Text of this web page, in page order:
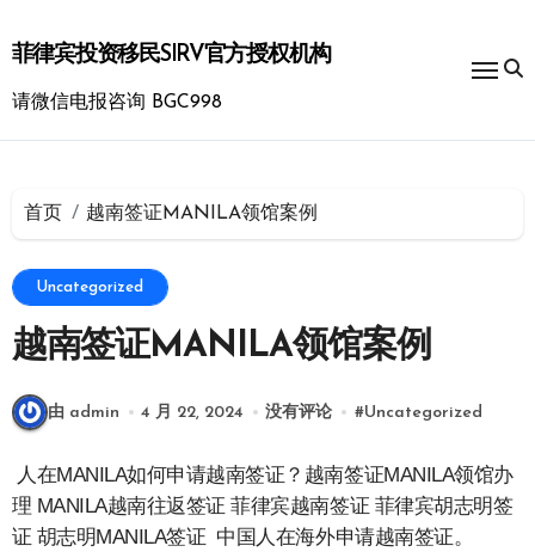
到
内
菲律宾投资移民SIRV官方授权机构
请微信电报咨询 BGC998
首页 越南签证MANILA领馆案例
Uncategorized
越南签证MANILA领馆案例
由 admin 4 月 22, 2024 没有评论 #Uncategorized
人在MANILA如何申请越南签证？越南签证MANILA领馆办
理 MANILA越南往返签证 菲律宾越南签证 菲律宾胡志明签
证 胡志明MANILA签证 中国人在海外申请越南签证。